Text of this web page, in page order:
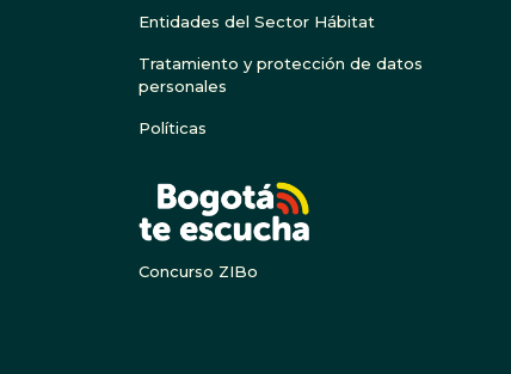
Entidades del Sector Hábitat
Tratamiento y protección de datos
personales
Políticas
Concurso ZIBo